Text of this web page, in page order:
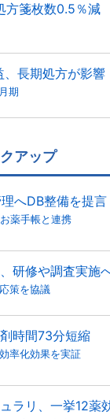
方箋枚数0.5％減
長期処方が影響
期
アップ
へDB整備を提言
薬手帳と連携
研修や調査実施
策を協議
時間73分短縮
率化効果を実証
ラリ、一挙12薬